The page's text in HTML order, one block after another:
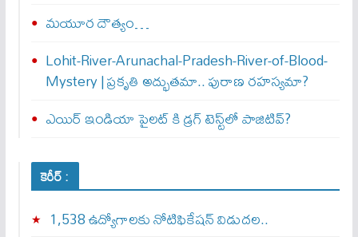
మయూర దౌత్యం…
Lohit-River-Arunachal-Pradesh-River-of-Blood-
Mystery | ప్రకృతి అద్భుతమా.. పురాణ రహస్యమా?
ఎయిర్‌ ఇండియా పైలట్‌ కి డ్రగ్‌ టెస్ట్‌లో పాజిటివ్‌?
కెరీర్ :
1,538 ఉద్యోగాలకు నోటిఫికేషన్ విడుదల..